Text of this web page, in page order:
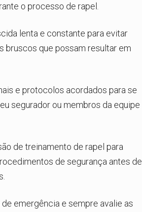
o processo de rapel.
lenta e constante para evitar
bruscos que possam resultar em
e protocolos acordados para se
segurador ou membros da equipe
de treinamento de rapel para
de segurança antes de
emergência e sempre avalie as